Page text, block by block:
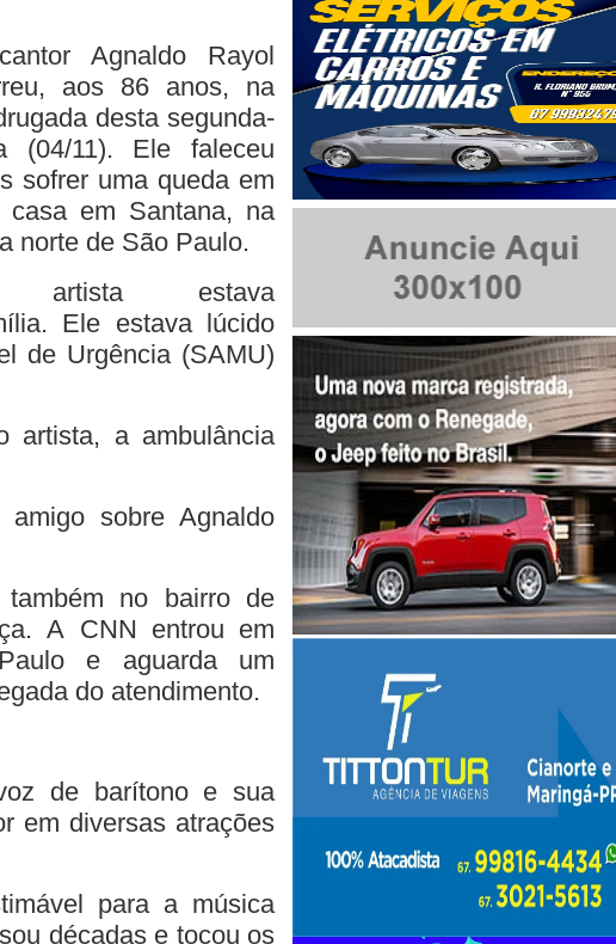
Agnaldo Rayol
aos 86 anos, na
desta segunda-
(04/11). Ele faleceu
sofrer uma queda em
casa em Santana, na
norte de São Paulo.
estava
Ele estava lúcido
de Urgência (SAMU)
artista, a ambulância
amigo sobre Agnaldo
no bairro de
A CNN entrou em
e aguarda um
do atendimento.
de barítono e sua
em diversas atrações
para a música
décadas e tocou os